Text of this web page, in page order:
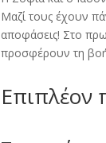
Μαζί τους έχουν
αποφάσεις! Στο
προσφέρουν τη
Επιπλέον